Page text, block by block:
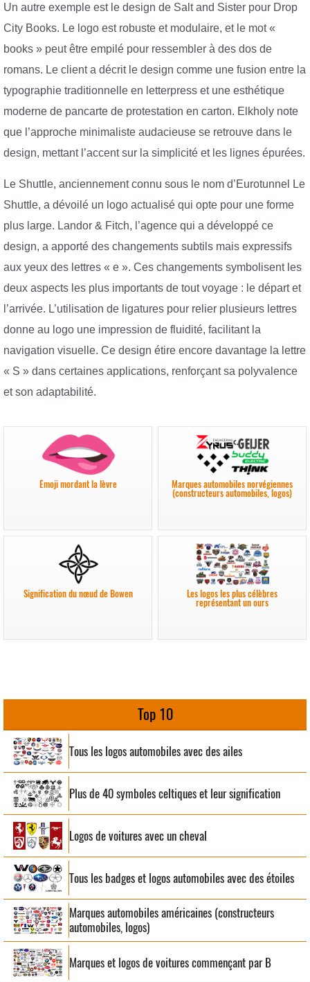
Un autre exemple est le design de Salt and Sister pour Drop
City Books. Le logo est robuste et modulaire, et le mot «
books » peut être empilé pour ressembler à des dos de
romans. Le client a décrit le design comme une fusion entre la
typographie traditionnelle en letterpress et une esthétique
moderne de pancarte de protestation en carton. Elkholy note
que l’approche minimaliste audacieuse se retrouve dans le
design, mettant l’accent sur la simplicité et les lignes épurées.
Le Shuttle, anciennement connu sous le nom d’Eurotunnel Le
Shuttle, a dévoilé un logo actualisé qui opte pour une forme
plus large. Landor & Fitch, l’agence qui a développé ce
design, a apporté des changements subtils mais expressifs
aux yeux des lettres « e ». Ces changements symbolisent les
deux aspects les plus importants de tout voyage : le départ et
l’arrivée. L’utilisation de ligatures pour relier plusieurs lettres
donne au logo une impression de fluidité, facilitant la
navigation visuelle. Ce design étire encore davantage la lettre
« S » dans certaines applications, renforçant sa polyvalence
et son adaptabilité.
Émoji mordant la lèvre Marques automobiles norvégiennes
(constructeurs automobiles, logos)
Signification du nœud de Bowen Les logos les plus célèbres
représentant un ours
Top 10
Tous les logos automobiles avec des ailes
Plus de 40 symboles celtiques et leur signification
Logos de voitures avec un cheval
Tous les badges et logos automobiles avec des étoiles
Marques automobiles américaines (constructeurs
automobiles, logos)
Marques et logos de voitures commençant par B